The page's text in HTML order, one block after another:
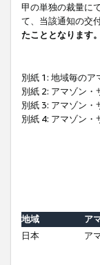
甲の単独の裁量に
て、当該通知の交
たこととなります
別紙 1: 地域毎のア
別紙 2: アマゾン・
別紙 3: アマゾン・
別紙 4: アマゾン・
地域
ア
日本
ア